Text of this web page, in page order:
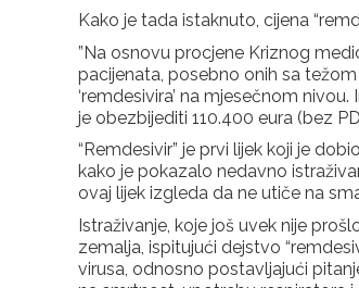
Kako je tada istaknuto, cijena
”Na osnovu procjene Kriznog
pacijenata, posebno onih sa
‘remdesivira’ na mjesečnom
je obezbijediti 110.400 eura (bez
“Remdesivir” je prvi lijek koji je
kako je pokazalo nedavno
ovaj lijek izgleda da ne utiče na
Istraživanje, koje još uvek nije
zemalja, ispitujući dejstvo
virusa, odnosno postavljajući